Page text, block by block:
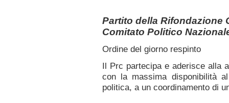
Partito della Rifondazione
Comitato Politico
Ordine del giorno respinto
Il Prc partecipa e aderisce alla
con la massima disponibilità
politica, a un coordinamento di